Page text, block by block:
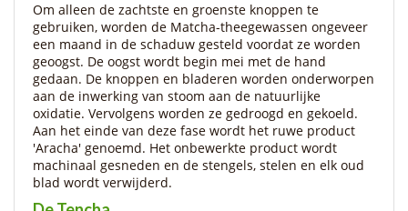
Om alleen de zachtste en groenste knoppen te
gebruiken, worden de Matcha-theegewassen ongeveer
een maand in de schaduw gesteld voordat ze worden
geoogst. De oogst wordt begin mei met de hand
gedaan. De knoppen en bladeren worden onderworpen
aan de inwerking van stoom aan de natuurlijke
oxidatie. Vervolgens worden ze gedroogd en gekoeld.
Aan het einde van deze fase wordt het ruwe product
'Aracha' genoemd. Het onbewerkte product wordt
machinaal gesneden en de stengels, stelen en elk oud
blad wordt verwijderd.